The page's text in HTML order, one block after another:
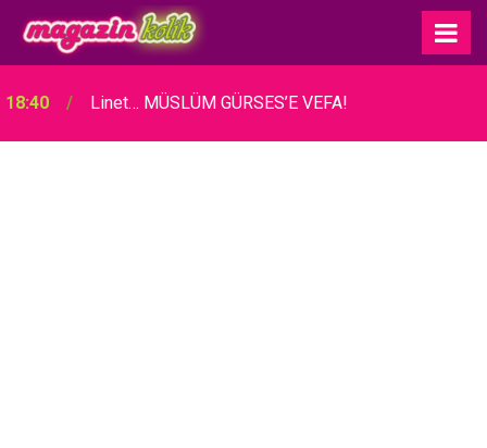
18:40 Linet… MÜSLÜM GÜRSES’E VEFA!